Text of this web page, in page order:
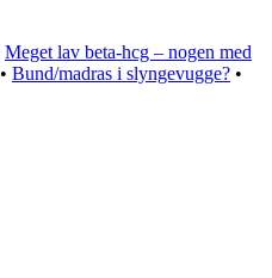
Meget lav beta-hcg – nogen med
• Bund/madras i slyngevugge? •